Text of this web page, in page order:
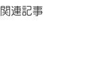
関連記事